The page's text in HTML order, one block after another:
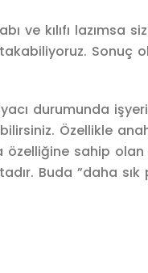
ve kılıfı lazımsa
takabiliyoruz. Sonuç
durumunda
Özellikle
özelliğine sahip
Buda ”daha sık